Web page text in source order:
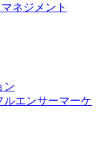
ネジメント
ン
エンサーマーケ